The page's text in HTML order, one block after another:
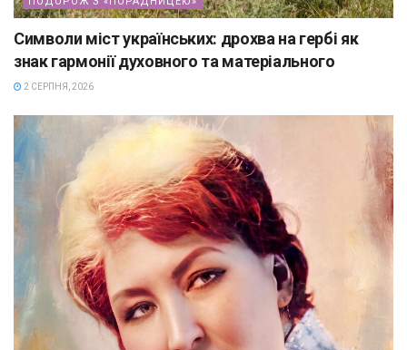
Символи міст українських: дрохва на гербі як
знак гармонії духовного та матеріального
2 СЕРПНЯ, 2026